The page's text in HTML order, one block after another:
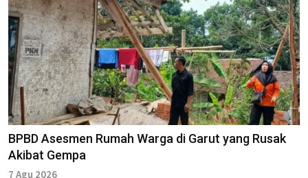
BPBD Asesmen Rumah Warga di Garut yang Rusak
Akibat Gempa
7 Agu 2026